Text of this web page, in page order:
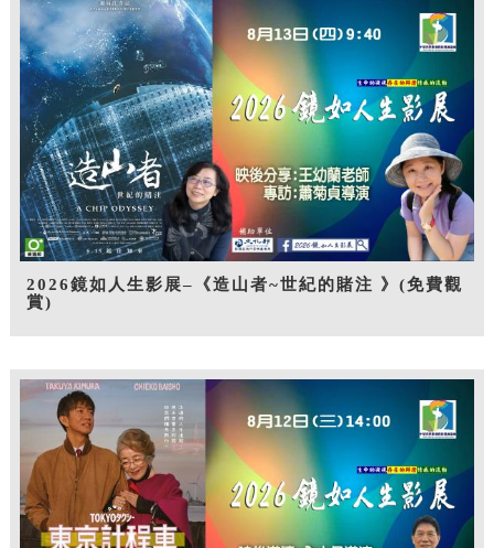
2026鏡如人生影展–《造山者~世紀的賭注 》(免費觀
賞)